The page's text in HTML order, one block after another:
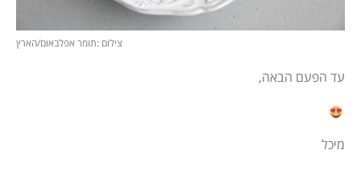
צילום :תומר אפלבאום/הארץ
עד הפעם הבאה,
מיכל